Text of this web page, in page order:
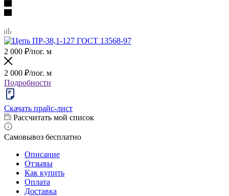
2 000 ₽/пог. м
2 000 ₽/пог. м
Подробности
Скачать прайс-лист
Рассчитать мой список
Самовывоз бесплатно
Описание
Отзывы
Как купить
Оплата
Доставка